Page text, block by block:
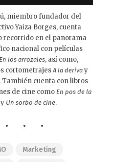
miembro fundador del
Yaiza Borges, cuenta
recorrido en el panorama
nacional con películas
En los arrozales, así como,
cortometrajesA la deriva y
. También cuenta con libros
de cine como En pos de la
y Un sorbo de cine.
Marketing